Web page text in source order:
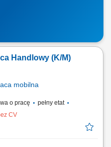
/ Doradca Handlowy (K/M)
mobilna
o pracę
pełny etat
CV